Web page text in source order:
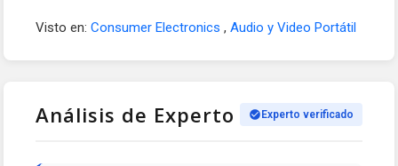
Visto en: Consumer Electronics , Audio y Video Portátil
Análisis de Experto Experto verificado